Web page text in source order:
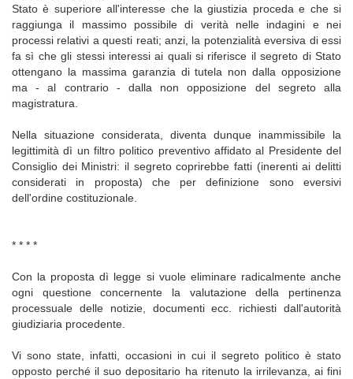
Stato è superiore all'interesse che la giustizia proceda e che si
raggiunga il massimo possibile di verità nelle indagini e nei
processi relativi a questi reati; anzi, la potenzialità eversiva di essi
fa sì che gli stessi interessi ai quali si riferisce il segreto di Stato
ottengano la massima garanzia di tutela non dalla opposizione
ma - al contrario - dalla non opposizione del segreto alla
magistratura.
Nella situazione considerata, diventa dunque inammissibile la
legittimità dì un filtro politico preventivo affidato al Presidente del
Consiglio dei Ministri: il segreto coprirebbe fatti (inerenti ai delitti
considerati in proposta) che per definizione sono eversivi
dell'ordine costituzionale.
* * * *
Con la proposta dì legge si vuole eliminare radicalmente anche
ogni questione concernente la valutazione della pertinenza
processuale delle notizie, documenti ecc. richiesti dall'autorità
giudiziaria procedente.
Vi sono state, infatti, occasioni in cui il segreto politico è stato
opposto perché il suo depositario ha ritenuto la irrilevanza, ai fini